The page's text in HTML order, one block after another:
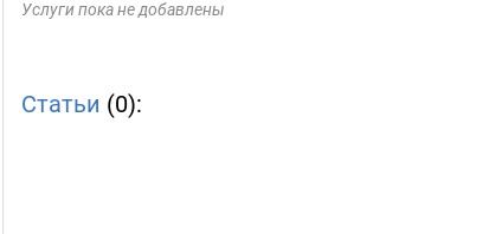
Услуги пока не добавлены
Статьи (0):